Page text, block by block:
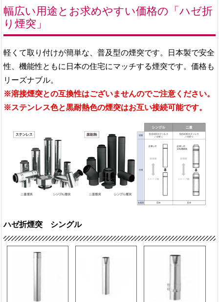
幅広い用途とお求めやすい価格の「ハゼ折
り煙突」
軽くて取り付けが簡単な、普及型の煙突です。日本製で安全
性、機能性ともに日本の住宅にマッチする煙突です。価格も
リーズナブル。
※溶接煙突との互換性はございませんのでご注意ください。
※ステンレス色と黒耐熱色の煙突はお互い接続可能です。
ハゼ折煙突 シングル